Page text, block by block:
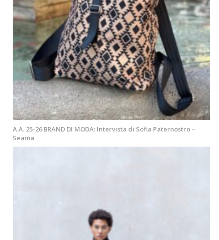
A.A. 25-26 BRAND DI MODA: Intervista di Sofia Paternostro –
Seama